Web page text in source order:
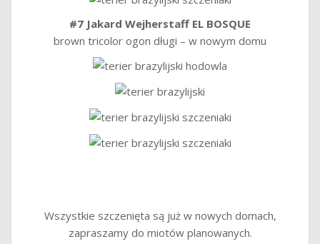
#7 Jakard Wejherstaff EL BOSQUE
brown tricolor ogon długi – w nowym domu
Wszystkie szczenięta są już w nowych domach,
zapraszamy do miotów planowanych.